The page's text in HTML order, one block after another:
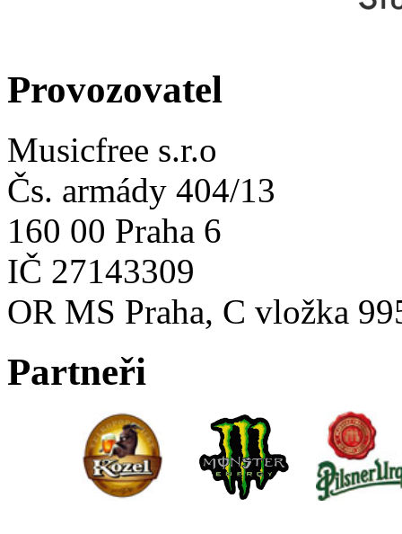
Provozovatel
Musicfree s.r.o
Čs. armády 404/13
160 00 Praha 6
IČ 27143309
OR MS Praha, C vložka
Partneři